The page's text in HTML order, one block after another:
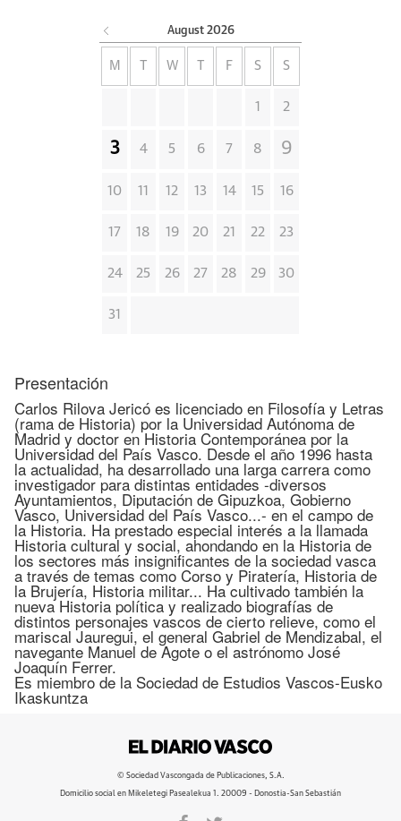
August 2026
M W F S S
1 2
3 4 5 6 7 8 9
10 11 12 13 14 15 16
17 18 19 20 21 22 23
24 25 26 27 28 29 30
31
Presentación
Carlos Rilova Jericó es licenciado en Filosofía y Letras
(rama de Historia) por la Universidad Autónoma de
Madrid y doctor en Historia Contemporánea por la
Universidad del País Vasco. Desde el año 1996 hasta
la actualidad, ha desarrollado una larga carrera como
investigador para distintas entidades -diversos
Ayuntamientos, Diputación de Gipuzkoa, Gobierno
Vasco, Universidad del País Vasco...- en el campo de
la Historia. Ha prestado especial interés a la llamada
Historia cultural y social, ahondando en la Historia de
los sectores más insignificantes de la sociedad vasca
a través de temas como Corso y Piratería, Historia de
la Brujería, Historia militar... Ha cultivado también la
nueva Historia política y realizado biografías de
distintos personajes vascos de cierto relieve, como el
mariscal Jauregui, el general Gabriel de Mendizabal, el
navegante Manuel de Agote o el astrónomo José
Joaquín Ferrer.
Es miembro de la Sociedad de Estudios Vascos-Eusko
Ikaskuntza
© Sociedad Vascongada de Publicaciones, S.A.
Domicilio social en Mikeletegi Pasealekua 1. 20009 - Donostia-San Sebastián